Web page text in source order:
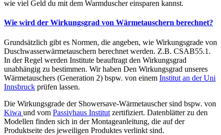
wie viel Geld du mit dem Warmduscher einsparen kannst.
Wie wird der Wirkungsgrad von Wärmetauschern berechnet?
Grundsätzlich gibt es Normen, die angeben, wie Wirkungsgrade von
Duschwasserwärmetauschern berechnet werden. Z.B. CSAB55.1.
In der Regel werden Institute beauftragt den Wirkungsgrad
unabhängig zu bestimmen. Wir haben Den Wirkungsgrad unseres
Wärmetauschers (Generation 2) bspw. von einem Institut an der Uni
Innsbruck prüfen lassen.
Die Wirkungsgrade der Showersave-Wärmetauscher sind bspw. von
Kiwa und vom Passivhaus Institut zertifiziert. Datenblätter zu den
Modellen finden sich in der Montageanleitung, die auf der
Produktseite des jeweiligen Produktes verlinkt sind.